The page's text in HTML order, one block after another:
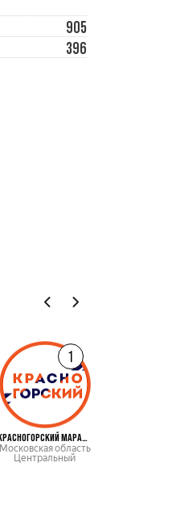
905
396
1
КРАСНОГОРСКИЙ МАРАФОН
Московская область
Центральный